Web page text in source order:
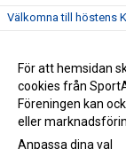
Välkomna till höstens
FBI Tullinge är en
FBI Tullinge lanserar
För att hemsidan
cookies från
Föreningen kan
eller
Anpassa dina val